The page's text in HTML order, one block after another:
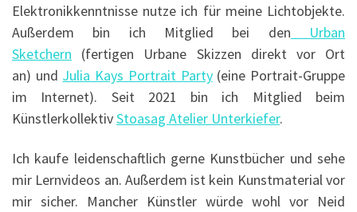
Elektronikkenntnisse nutze ich für meine Lichtobjekte.
Außerdem bin ich Mitglied bei den Urban
Sketchern (fertigen Urbane Skizzen direkt vor Ort
an) und Julia Kays Portrait Party(eine Portrait-Gruppe
im Internet). Seit 2021 bin ich Mitglied beim
KünstlerkollektivStoasag Atelier Unterkiefer.
Ich kaufe leidenschaftlich gerne Kunstbücher und sehe
mir Lernvideos an. Außerdem ist kein Kunstmaterial vor
mir sicher. Mancher Künstler würde wohl vor Neid